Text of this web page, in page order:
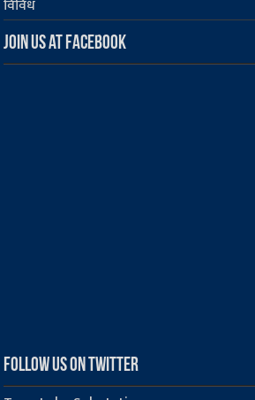
विविध
Join us at Facebook
Follow us on Twitter